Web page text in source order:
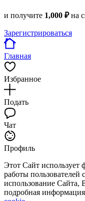
и получите 1,000 ₽на
Зарегистрироваться
Главная
Избранное
Подать
Чат
Профиль
Этот Сайт использует
работы
использование Сайта,
подробная